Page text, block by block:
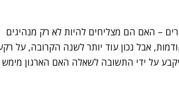
– האם הם מצליחים להיות לא רק מנהיגים
אבל נכון עוד יותר לשנה הקרובה, על
על ידי התשובה לשאלה האם הארגון